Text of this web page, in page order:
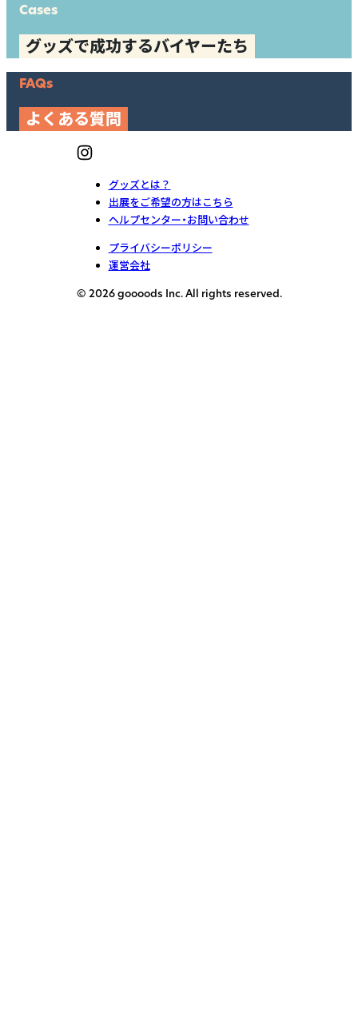
Cases
グッズで成功するバイヤーたち
FAQs
よくある質問
グッズとは？
出展をご希望の方はこちら
ヘルプセンター・お問い合わせ
プライバシーポリシー
運営会社
© 2026 goooods Inc. All rights reserved.